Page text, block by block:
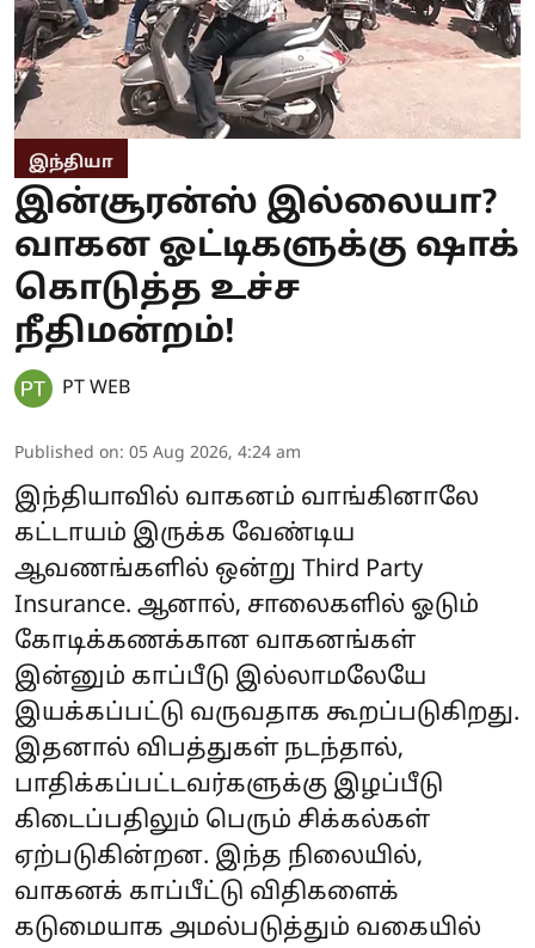
இந்தியா
இன்சூரன்ஸ் இல்லையா?
வாகன ஓட்டிகளுக்கு ஷாக்
கொடுத்த உச்ச
நீதிமன்றம்!
PT WEB
Published on: 05 Aug 2026, 4:24 am
இந்தியாவில் வாகனம் வாங்கினாலே
கட்டாயம் இருக்க வேண்டிய
ஆவணங்களில் ஒன்று Third Party
Insurance. ஆனால், சாலைகளில் ஓடும்
கோடிக்கணக்கான வாகனங்கள்
இன்னும் காப்பீடு இல்லாமலேயே
இயக்கப்பட்டு வருவதாக கூறப்படுகிறது.
இதனால் விபத்துகள் நடந்தால்,
பாதிக்கப்பட்டவர்களுக்கு இழப்பீடு
கிடைப்பதிலும் பெரும் சிக்கல்கள்
ஏற்படுகின்றன. இந்த நிலையில்,
வாகனக் காப்பீட்டு விதிகளைக்
கடுமையாக அமல்படுத்தும் வகையில்